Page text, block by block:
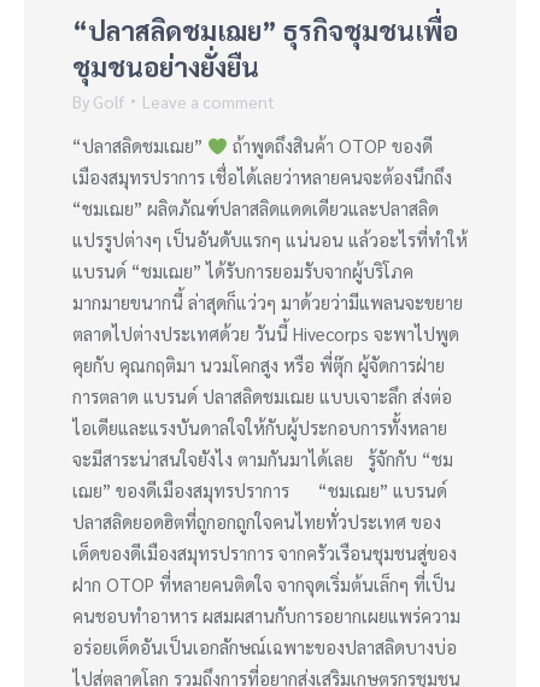
“ปลาสลิดชมเฌย” ธุรกิจชุมชนเพื่อ
ชุมชนอย่างยั่งยืน
By Golf Leave a comment
“ปลาสลิดชมเฌย”
ถ้าพูดถึงสินค้า OTOP ของดี
เมืองสมุทรปราการ เชื่อได้เลยว่าหลายคนจะต้องนึกถึง
“ชมเฌย” ผลิตภัณฑ์ปลาสลิดแดดเดียวและปลาสลิด
แปรรูปต่างๆ เป็นอันดับแรกๆ แน่นอน แล้วอะไรที่ทำให้
แบรนด์ “ชมเฌย” ได้รับการยอมรับจากผู้บริโภค
มากมายขนากนี้ ล่าสุดก็แว่วๆ มาด้วยว่ามีแพลนจะขยาย
ตลาดไปต่างประเทศด้วย วันนี้ Hivecorps จะพาไปพูด
คุยกับ คุณกฤติมา นวมโคกสูง หรือ พี่ตุ๊ก ผู้จัดการฝ่าย
การตลาด แบรนด์ ปลาสลิดชมเฌย แบบเจาะลึก ส่งต่อ
ไอเดียและแรงบันดาลใจให้กับผู้ประกอบการทั้งหลาย
จะมีสาระน่าสนใจยังไง ตามกันมาได้เลย รู้จักกับ “ชม
เฌย” ของดีเมืองสมุทรปราการ “ชมเฌย” แบรนด์
ปลาสลิดยอดฮิตที่ถูกอกถูกใจคนไทยทั่วประเทศ ของ
เด็ดของดีเมืองสมุทรปราการ จากครัวเรือนชุมชนสู่ของ
ฝาก OTOP ที่หลายคนติดใจ จากจุดเริ่มต้นเล็กๆ ที่เป็น
คนชอบทำอาหาร ผสมผสานกับการอยากเผยแพร่ความ
อร่อยเด็ดอันเป็นเอกลักษณ์เฉพาะของปลาสลิดบางบ่อ
ไปสู่ตลาดโลก รวมถึงการที่อยากส่งเสริมเกษตรกรชุมชน